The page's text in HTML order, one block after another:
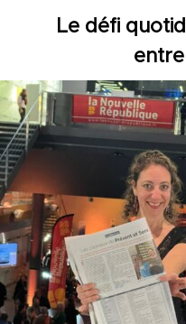
Le défi